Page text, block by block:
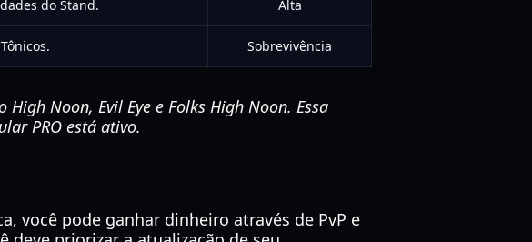
do Stand. Alta
Sobrevivência
Noon, Evil Eye e Folks High Noon. Essa
PRO está ativo.
você pode ganhar dinheiro através de PvP e